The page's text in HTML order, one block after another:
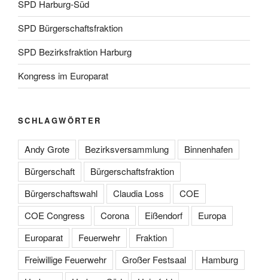
SPD Harburg-Süd
SPD Bürgerschaftsfraktion
SPD Bezirksfraktion Harburg
Kongress im Europarat
SCHLAGWÖRTER
Andy Grote Bezirksversammlung
Binnenhafen
Bürgerschaft
Bürgerschaftsfraktion
Bürgerschaftswahl
Claudia Loss
COE
COE Congress
Corona Eißendorf
Europa
Europarat
Feuerwehr
Fraktion
Freiwillige Feuerwehr
Großer Festsaal
Hamburg